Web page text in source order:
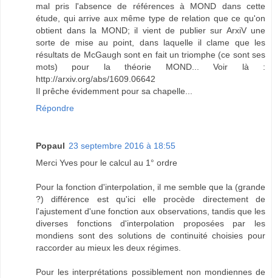
mal pris l'absence de références à MOND dans cette
étude, qui arrive aux même type de relation que ce qu'on
obtient dans la MOND; il vient de publier sur ArxiV une
sorte de mise au point, dans laquelle il clame que les
résultats de McGaugh sont en fait un triomphe (ce sont ses
mots) pour la théorie MOND... Voir là :
http://arxiv.org/abs/1609.06642
Il prêche évidemment pour sa chapelle...
Répondre
Popaul 23 septembre 2016 à 18:55
Merci Yves pour le calcul au 1° ordre
Pour la fonction d'interpolation, il me semble que la (grande
?) différence est qu'ici elle procède directement de
l'ajustement d'une fonction aux observations, tandis que les
diverses fonctions d'interpolation proposées par les
mondiens sont des solutions de continuité choisies pour
raccorder au mieux les deux régimes.
Pour les interprétations possiblement non mondiennes de